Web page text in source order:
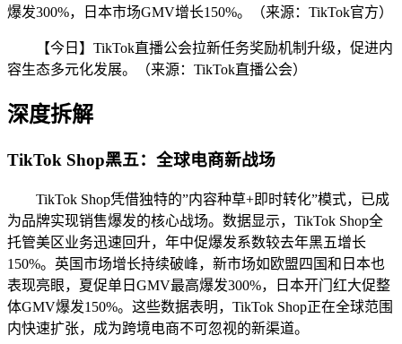
爆发300%，日本市场GMV增长150%。（来源：TikTok官方）
【今日】TikTok直播公会拉新任务奖励机制升级，促进内
容生态多元化发展。（来源：TikTok直播公会）
深度拆解
TikTok Shop黑五：全球电商新战场
TikTok Shop凭借独特的”内容种草+即时转化”模式，已成
为品牌实现销售爆发的核心战场。数据显示，TikTok Shop全
托管美区业务迅速回升，年中促爆发系数较去年黑五增长
150%。英国市场增长持续破峰，新市场如欧盟四国和日本也
表现亮眼，夏促单日GMV最高爆发300%，日本开门红大促整
体GMV爆发150%。这些数据表明，TikTok Shop正在全球范围
内快速扩张，成为跨境电商不可忽视的新渠道。